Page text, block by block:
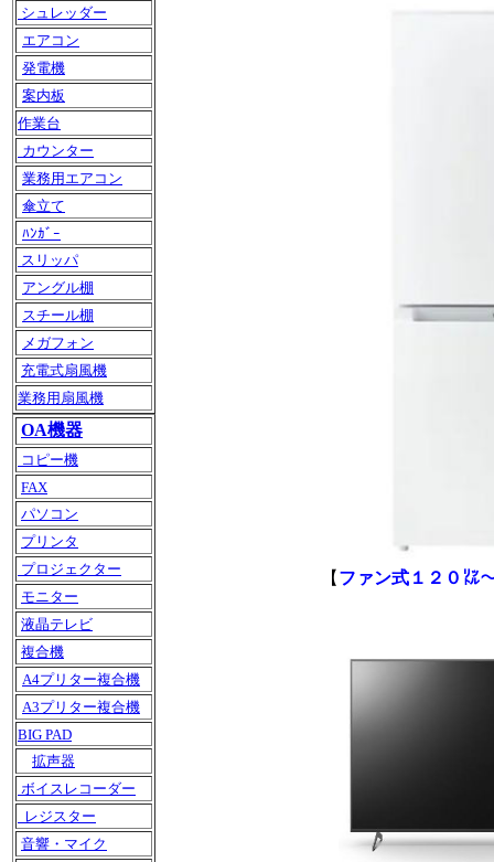
シュレッダー
エアコン
発電機
案内板
作業台
カウンター
業務用エアコン
傘立て
ﾊﾝｶﾞｰ
スリッパ
アングル棚
スチール棚
メガフォン
充電式扇風機
業務用扇風機
OA機器
コピー機
FAX
パソコン
プリンタ
プロジェクター
モニター
液晶テレビ
複合機
A4プリター複合機
A3プリター複合機
BIG PAD
拡声器
ボイスレコーダー
レジスター
音響・マイク
【 ファン式１２０㍑